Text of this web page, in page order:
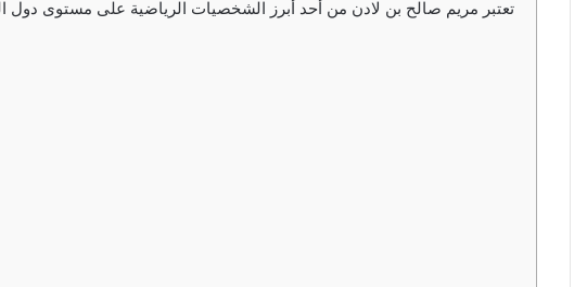
تعتبر مريم صالح بن لادن من أحد أبرز الشخصيات الرياضية على مستوى دول